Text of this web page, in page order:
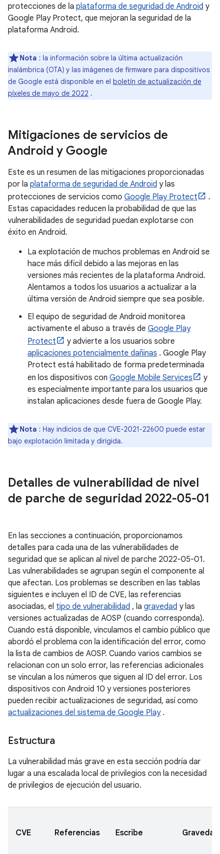
protecciones de la plataforma de seguridad de Android y
Google Play Protect, que mejoran la seguridad de la
plataforma Android.
Nota : la información sobre la última actualización
inalámbrica (OTA) y las imágenes de firmware para dispositivos
de Google está disponible en el boletín de actualización de
píxeles de mayo de 2022 .
Mitigaciones de servicios de
Android y Google
Este es un resumen de las mitigaciones proporcionadas
por la plataforma de seguridad de Android y las
protecciones de servicios como Google Play Protect
.
Estas capacidades reducen la probabilidad de que las
vulnerabilidades de seguridad puedan explotarse con
éxito en Android.
La explotación de muchos problemas en Android se
hace más difícil debido a las mejoras en las
versiones más recientes de la plataforma Android.
Alentamos a todos los usuarios a actualizar a la
última versión de Android siempre que sea posible.
El equipo de seguridad de Android monitorea
activamente el abuso a través de Google Play
Protect
y advierte a los usuarios sobre
aplicaciones potencialmente dañinas . Google Play
Protect está habilitado de forma predeterminada
en los dispositivos con Google Mobile Services
y
es especialmente importante para los usuarios que
instalan aplicaciones desde fuera de Google Play.
Nota : Hay indicios de que CVE-2021-22600 puede estar
bajo explotación limitada y dirigida.
Detalles de vulnerabilidad de nivel
de parche de seguridad 2022-05-01
En las secciones a continuación, proporcionamos
detalles para cada una de las vulnerabilidades de
seguridad que se aplican al nivel de parche 2022-05-01.
Las vulnerabilidades se agrupan según el componente al
que afectan. Los problemas se describen en las tablas
siguientes e incluyen el ID de CVE, las referencias
asociadas, el tipo de vulnerabilidad , la gravedad y las
versiones actualizadas de AOSP (cuando corresponda).
Cuando está disponible, vinculamos el cambio público que
abordó el problema con la identificación del error, como
la lista de cambios de AOSP. Cuando varios cambios se
relacionan con un solo error, las referencias adicionales
se vinculan a los números que siguen al ID del error. Los
dispositivos con Android 10 y versiones posteriores
pueden recibir actualizaciones de seguridad, así como
actualizaciones del sistema de Google Play.
Estructura
La vulnerabilidad más grave en esta sección podría dar
lugar a una escalada local de privilegios con la necesidad
de privilegios de ejecución del usuario.
CVE Referencias Escribe Gravedad